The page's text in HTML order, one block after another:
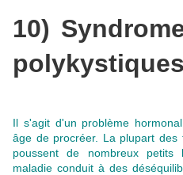
10)
Il s'agit d'un problème
âge de procréer. La plupart des
poussent de nombreux
maladie conduit à des